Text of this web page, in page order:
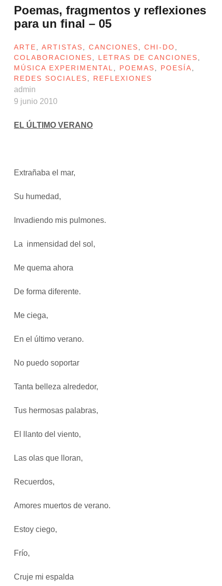
Poemas, fragmentos y reflexiones
para un final – 05
ARTE,ARTISTAS,CANCIONES,CHI-DO,
COLABORACIONES, LETRAS DE CANCIONES,
MÚSICA EXPERIMENTAL, POEMAS, POESÍA,
REDES SOCIALES, REFLEXIONES
admin
9 junio 2010
EL ÚLTIMO VERANO
Extrañaba el mar,
Su humedad,
Invadiendo mis pulmones.
La inmensidad del sol,
Me quema ahora
De forma diferente.
Me ciega,
En el último verano.
No puedo soportar
Tanta belleza alrededor,
Tus hermosas palabras,
El llanto del viento,
Las olas que lloran,
Recuerdos,
Amores muertos de verano.
Estoy ciego,
Frío,
Cruje mi espalda